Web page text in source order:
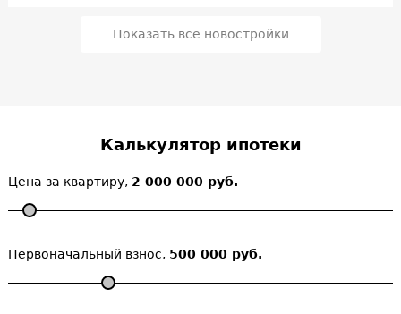
Показать все новостройки
Калькулятор ипотеки
Цена за квартиру, 2 000 000 руб.
Первоначальный взнос, 500 000 руб.